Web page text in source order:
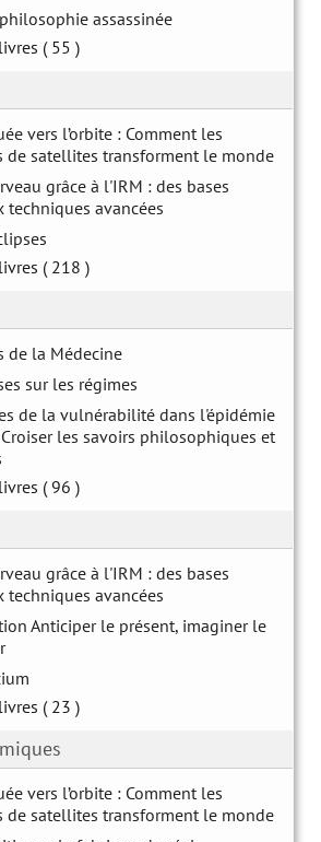
assassinée
( 55 )
vers l’orbite : Comment les
de satellites transforment le monde
grâce à l'IRM : des bases
techniques avancées
( 218 )
de la Médecine
sur les régimes
de la vulnérabilité dans l'épidémie
les savoirs philosophiques et
( 96 )
grâce à l'IRM : des bases
techniques avancées
Anticiper le présent, imaginer le
( 23 )
vers l’orbite : Comment les
de satellites transforment le monde